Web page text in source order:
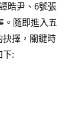
晧尹、6號張
。隨即進入五
抉擇，關鍵時
下: